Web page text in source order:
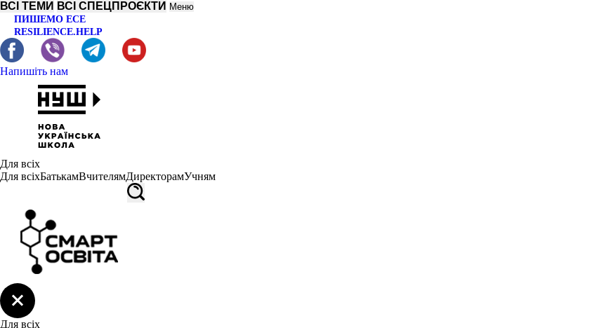
ВСІ ТЕМИ ВСІ СПЕЦПРОЄКТИ Меню
ПИШЕМО ЕСЕ
RESILIENCE.HELP
Напишіть нам
Для всіх
Для всіхБатькамВчителямДиректорамУчням
Для всіх